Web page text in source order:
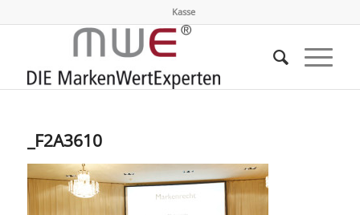
Kasse
_F2A3610